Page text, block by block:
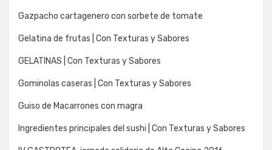
Gazpacho cartagenero con sorbete de tomate
Gelatina de frutas | Con Texturas y Sabores
GELATINAS | Con Texturas y Sabores
Gominolas caseras | Con Texturas y Sabores
Guiso de Macarrones con magra
Ingredientes principales del sushi | Con Texturas y Sabores